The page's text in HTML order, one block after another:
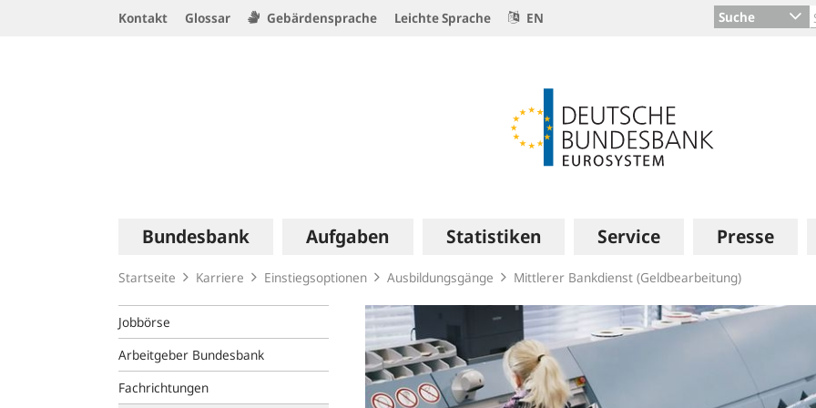
Kontakt Glossar Gebärdensprache Leichte Sprache EN Suche
Hauptnavigation
Bundesbank Aufgaben Statistiken Service Presse
Startseite Karriere Einstiegsoptionen Ausbildungsgänge Mittlerer Bankdienst (Geldbearbeitung)
Jobbörse
Arbeitgeber Bundesbank
Fachrichtungen